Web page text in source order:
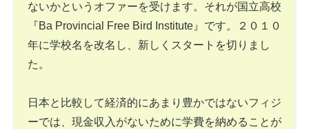
ないかというオファーを受けます。それが国立高校
『Ba Provincial Free Bird Institute』です。２０１０
年に学校名を改名し、新しくスタートを切りまし
た。
日本と比較して経済的にあまり豊かではないフィジ
ーでは、現金収入がないために学費を納めることが